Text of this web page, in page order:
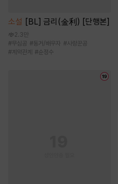
소설 [BL] 금리(金利) [단행본]
2.3만
#무심공 #동거/배우자 #사랑꾼공
# 계약관계 #순정수